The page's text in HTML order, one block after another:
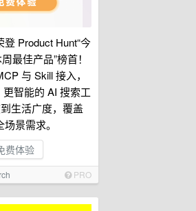
Product Hunt“今
最佳产品”榜首！
与 Skill 接入，
智能的 AI 搜索工
生活广度，覆盖
景需求。
费体验
PRO